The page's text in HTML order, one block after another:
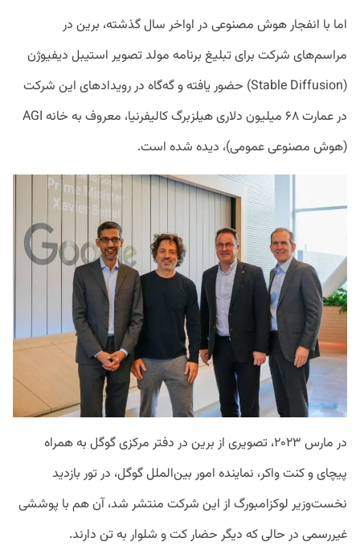
اما با انفجار هوش مصنوعی در اواخر سال گذشته، برین در
مراسم‌های شرکت برای تبلیغ برنامه مولد تصویر استیبل دیفیوژن
(Stable Diffusion) حضور یافته و گه‌گاه در رویداد‌های این شرکت
در عمارت ۶۸ میلیون دلاری هیلزبرگ کالیفرنیا، معروف به خانه AGI
(هوش مصنوعی عمومی)، دیده شده است.
در مارس ۲۰۲۳، تصویری از برین در دفتر مرکزی گوگل به همراه
پیچای و کنت واکر، نماینده امور بین‌الملل گوگل، در تور بازدید
نخست‌وزیر لوکزامبورگ از این شرکت منتشر شد، آن هم با پوششی
غیررسمی در حالی که دیگر حضار کت و شلوار به تن دارند.